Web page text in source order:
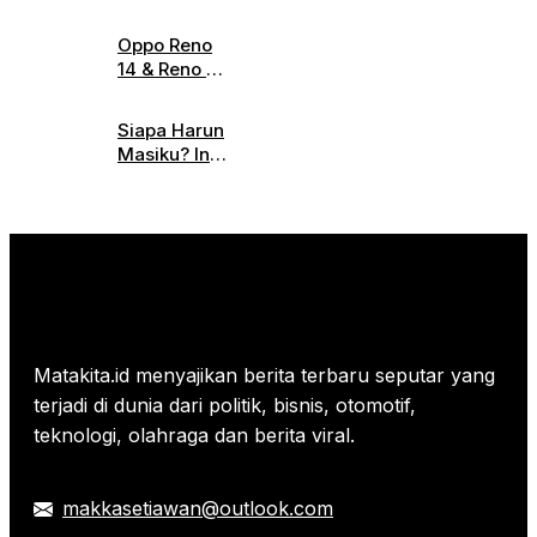
Canggih
Jadi
Jakarta
Digelar
Simak
Informasi
Oppo Reno
14 & Reno 14
Ini
Spesifikasi
Harganya
Siapa Harun
Masiku? Ini
Matakita.id menyajikan berita terbaru seputar yang
terjadi di dunia dari politik, bisnis, otomotif,
teknologi, olahraga dan berita viral.
makkasetiawan@outlook.com